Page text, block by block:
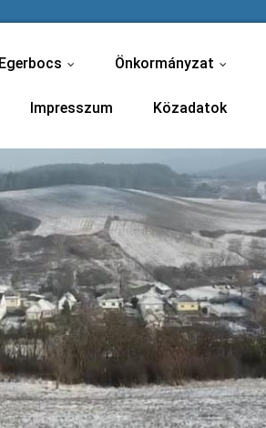
Egerbocs Önkormányzat
Impresszum Közadatok